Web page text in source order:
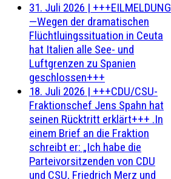
31. Juli 2026 | +++EILMELDUNG
—Wegen der dramatischen
Flüchtluingssituation in Ceuta
hat Italien alle See- und
Luftgrenzen zu Spanien
geschlossen+++
18. Juli 2026 | +++CDU/CSU-
Fraktionschef Jens Spahn hat
seinen Rücktritt erklärt+++ .In
einem Brief an die Fraktion
schreibt er: „Ich habe die
Parteivorsitzenden von CDU
und CSU, Friedrich Merz und